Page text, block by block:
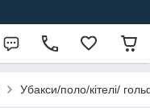
Убакси/поло/кітелі/